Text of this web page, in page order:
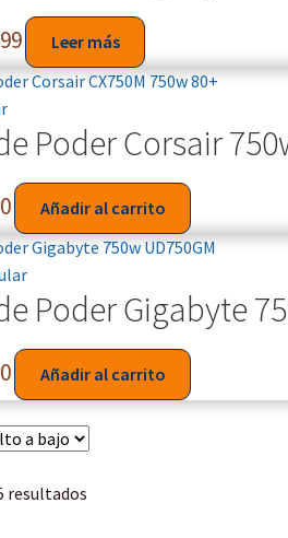
Leer más
Poder Corsair
Añadir al carrito
Poder Gigabyte
Añadir al carrito
resultados